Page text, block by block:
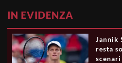
IN EVIDENZA
Jannik
resta